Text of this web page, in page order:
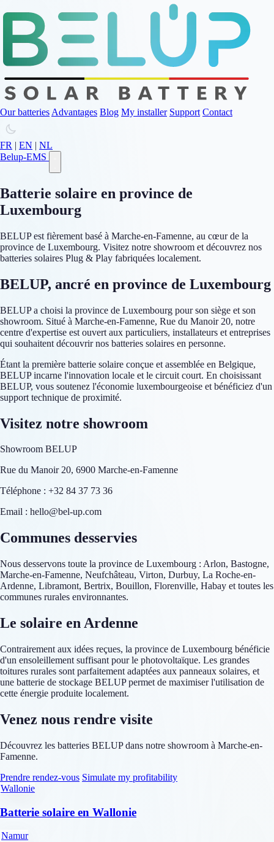
Our batteries Advantages Blog My installer Support Contact
FR | EN | NL
Belup-EMS
Batterie solaire en province de
Luxembourg
BELUP est fièrement basé à Marche-en-Famenne, au cœur de la
province de Luxembourg. Visitez notre showroom et découvrez nos
batteries solaires Plug & Play fabriquées localement.
BELUP, ancré en province de Luxembourg
BELUP a choisi la province de Luxembourg pour son siège et son
showroom. Situé à Marche-en-Famenne, Rue du Manoir 20, notre
centre d'expertise est ouvert aux particuliers, installateurs et entreprises
qui souhaitent découvrir nos batteries solaires en personne.
Étant la première batterie solaire conçue et assemblée en Belgique,
BELUP incarne l'innovation locale et le circuit court. En choisissant
BELUP, vous soutenez l'économie luxembourgeoise et bénéficiez d'un
support technique de proximité.
Visitez notre showroom
Showroom BELUP
Rue du Manoir 20, 6900 Marche-en-Famenne
Téléphone : +32 84 37 73 36
Email : hello@bel-up.com
Communes desservies
Nous desservons toute la province de Luxembourg : Arlon, Bastogne,
Marche-en-Famenne, Neufchâteau, Virton, Durbuy, La Roche-en-
Ardenne, Libramont, Bertrix, Bouillon, Florenville, Habay et toutes les
communes rurales environnantes.
Le solaire en Ardenne
Contrairement aux idées reçues, la province de Luxembourg bénéficie
d'un ensoleillement suffisant pour le photovoltaïque. Les grandes
toitures rurales sont parfaitement adaptées aux panneaux solaires, et
une batterie de stockage BELUP permet de maximiser l'utilisation de
cette énergie produite localement.
Venez nous rendre visite
Découvrez les batteries BELUP dans notre showroom à Marche-en-
Famenne.
Prendre rendez-vous Simulate my profitability
Wallonie
Batterie solaire en Wallonie
Namur